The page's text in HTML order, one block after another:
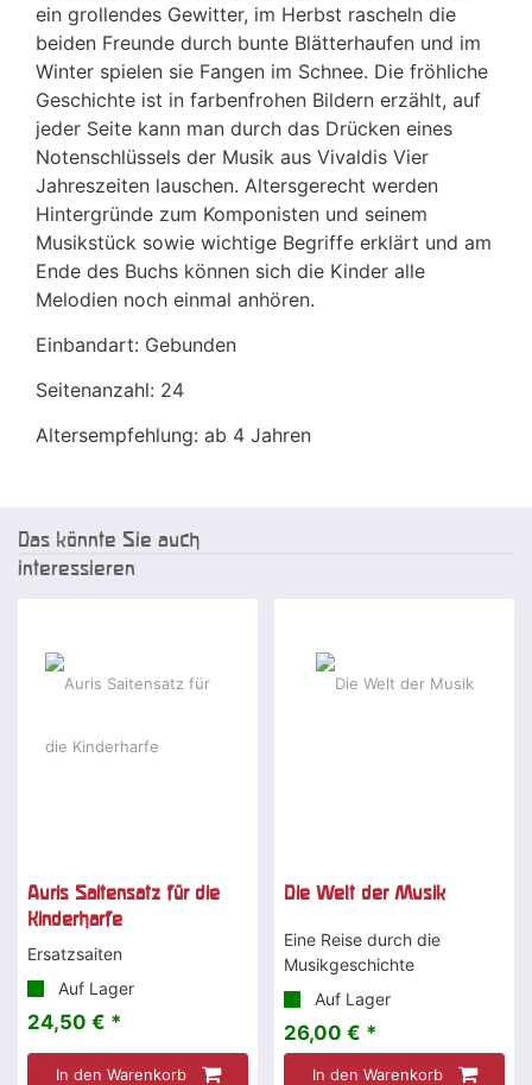
ein grollendes Gewitter, im Herbst rascheln die
beiden Freunde durch bunte Blätterhaufen und im
Winter spielen sie Fangen im Schnee. Die fröhliche
Geschichte ist in farbenfrohen Bildern erzählt, auf
jeder Seite kann man durch das Drücken eines
Notenschlüssels der Musik aus Vivaldis Vier
Jahreszeiten lauschen. Altersgerecht werden
Hintergründe zum Komponisten und seinem
Musikstück sowie wichtige Begriffe erklärt und am
Ende des Buchs können sich die Kinder alle
Melodien noch einmal anhören.
Einbandart: Gebunden
Seitenanzahl: 24
Altersempfehlung: ab 4 Jahren
Das könnte Sie auch
interessieren
Auris Saitensatz für die
Kinderharfe
Ersatzsaiten
Auf Lager
24,50 € *
In den Warenkorb
Die Welt der Musik
Eine Reise durch die
Musikgeschichte
Auf Lager
26,00 € *
In den Warenkorb